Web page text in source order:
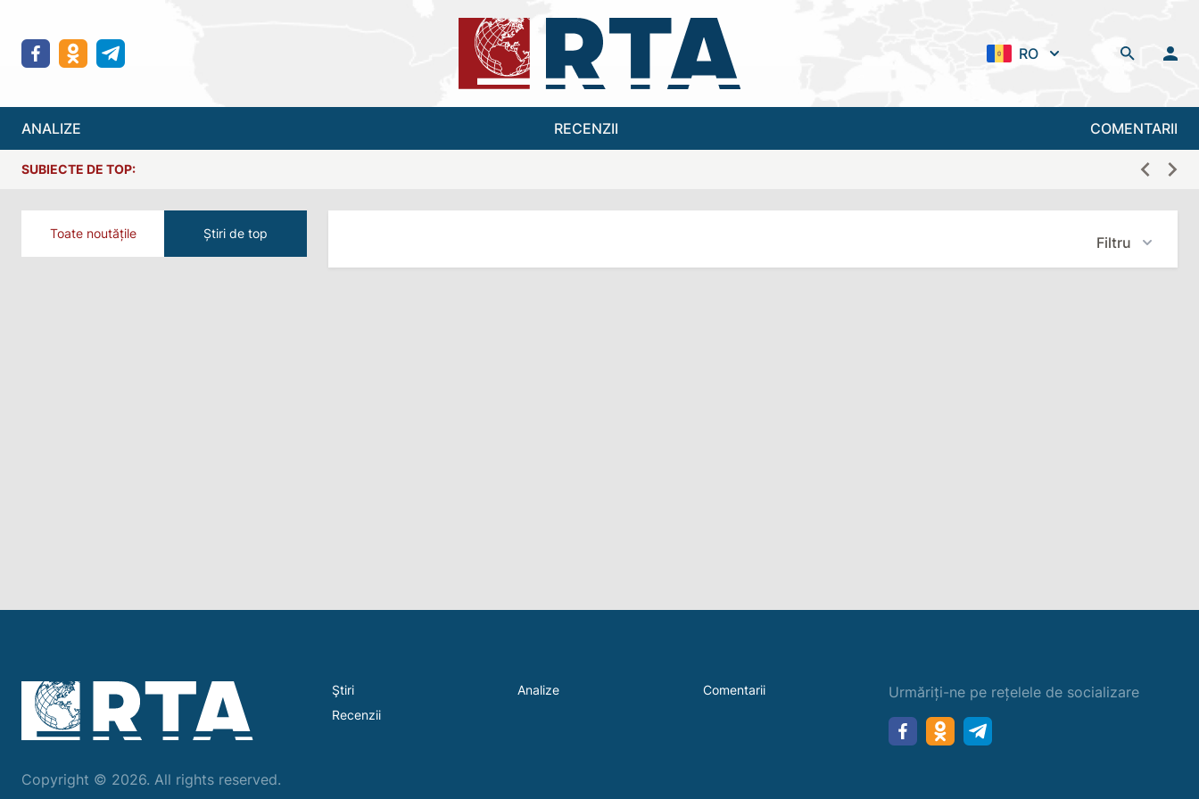
RO
ANALIZE RECENZII COMENTARII
SUBIECTE DE TOP:
Toate noutățile Știri de top
Filtru
Copyright © 2026. All rights reserved.
Ştiri Analize
Comentarii
Recenzii
Urmăriți-ne pe rețelele de socializare